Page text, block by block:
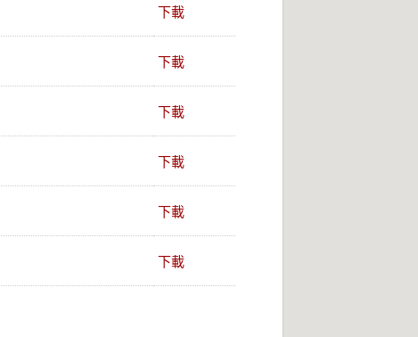
下載
下載
下載
下載
下載
下載